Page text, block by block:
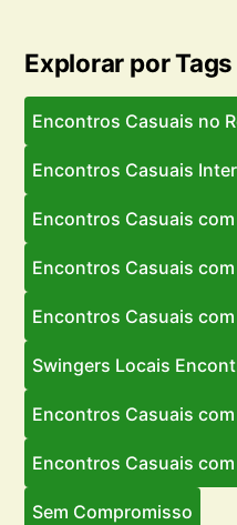
Explorar por Tags
Encontros Casuais no
Encontros Casuais
Encontros Casuais
Encontros Casuais
Encontros Casuais
Swingers Locais
Encontros Casuais
Encontros Casuais com
Sem Compromisso